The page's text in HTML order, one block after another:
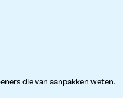
die van aanpakken weten.